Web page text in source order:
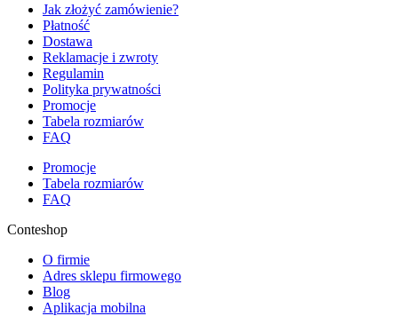
Jak złożyć zamówienie?
Płatność
Dostawa
Reklamacje i zwroty
Regulamin
Polityka prywatności
Promocje
Tabela rozmiarów
FAQ
Promocje
Tabela rozmiarów
FAQ
Conteshop
O firmie
Adres sklepu firmowego
Blog
Aplikacja mobilna